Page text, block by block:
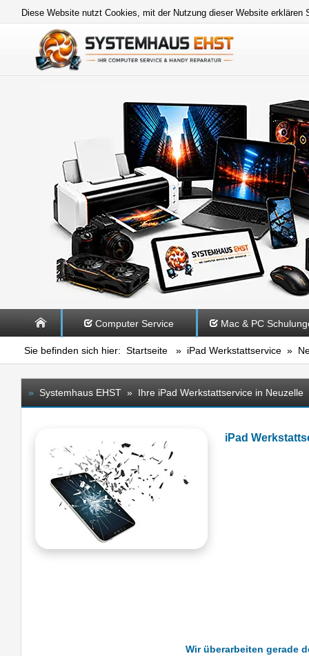
Diese Website nutzt Cookies, mit der Nutzung dieser Website
Computer Service Mac & PC
Sie befinden sich hier: Startseite » iPad Werkstattservice »
» Systemhaus EHST » Ihre iPad Werkstattservice in Neuzelle
iPad
Wir überarbeiten gerade